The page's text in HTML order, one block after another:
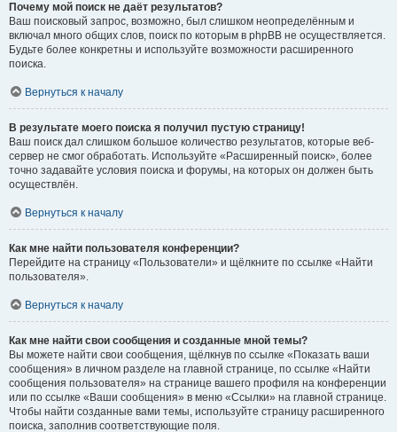
Почему мой поиск не даёт результатов?
Ваш поисковый запрос, возможно, был слишком неопределённым и
включал много общих слов, поиск по которым в phpBB не осуществляется.
Будьте более конкретны и используйте возможности расширенного
поиска.
Вернуться к началу
В результате моего поиска я получил пустую страницу!
Ваш поиск дал слишком большое количество результатов, которые веб-
сервер не смог обработать. Используйте «Расширенный поиск», более
точно задавайте условия поиска и форумы, на которых он должен быть
осуществлён.
Вернуться к началу
Как мне найти пользователя конференции?
Перейдите на страницу «Пользователи» и щёлкните по ссылке «Найти
пользователя».
Вернуться к началу
Как мне найти свои сообщения и созданные мной темы?
Вы можете найти свои сообщения, щёлкнув по ссылке «Показать ваши
сообщения» в личном разделе на главной странице, по ссылке «Найти
сообщения пользователя» на странице вашего профиля на конференции
или по ссылке «Ваши сообщения» в меню «Ссылки» на главной странице.
Чтобы найти созданные вами темы, используйте страницу расширенного
поиска, заполнив соответствующие поля.